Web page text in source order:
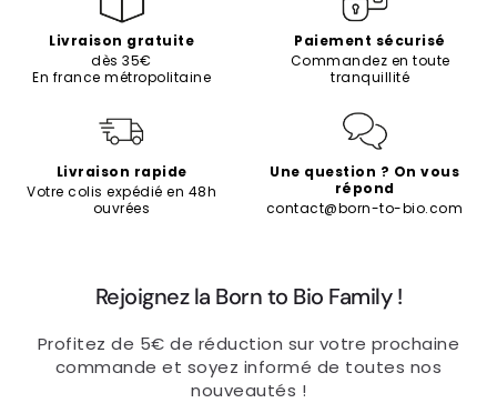
Livraison gratuite
dès 35€
En france métropolitaine
Paiement sécurisé
Commandez en toute
tranquillité
Livraison rapide
Votre colis expédié en 48h
ouvrées
Une question ? On vous
répond
contact@born-to-bio.com
Rejoignez la Born to Bio Family !
Profitez de 5€ de réduction sur votre prochaine
commande et soyez informé de toutes nos
nouveautés !